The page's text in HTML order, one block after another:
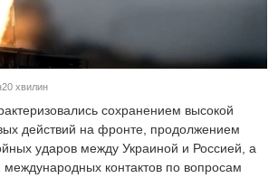
хвилин
сохранением высокой
действий на фронте, продолжением
ударов между Украиной и Россией, а
международных контактов по вопросам